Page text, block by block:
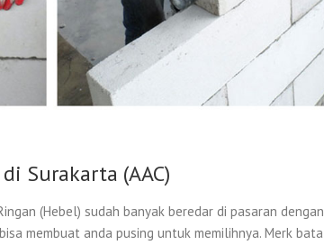
Surakarta (AAC)
(Hebel) sudah banyak beredar di pasaran dengan
membuat anda pusing untuk memilihnya. Merk bata